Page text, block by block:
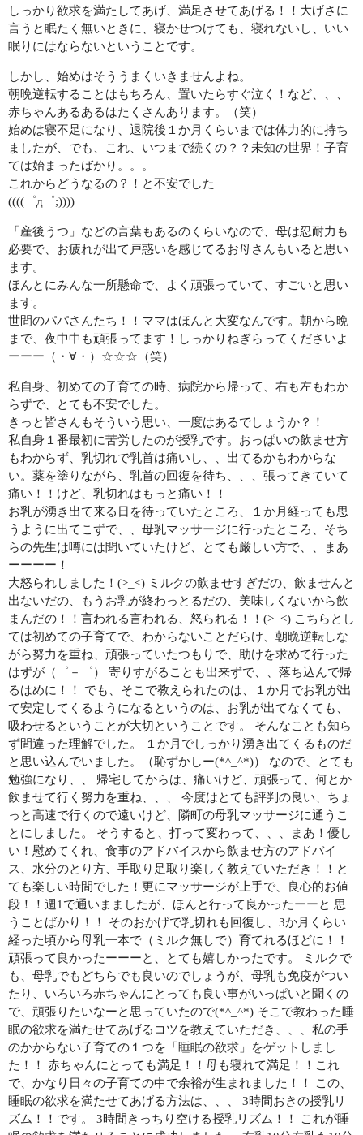
お問い合わせ
CONTACT
しっかり欲求を満たしてあげ、満足させてあげる！！大げさに
言うと眠たく無いときに、寝かせつけても、寝れないし、いい
眠りにはならないということです。
しかし、始めはそううまくいきませんよね。
朝晩逆転することはもちろん、置いたらすぐ泣く！など、、、
赤ちゃんあるあるはたくさんあります。（笑）
始めは寝不足になり、退院後１か月くらいまでは体力的に持ち
ましたが、でも、これ、いつまで続くの？？未知の世界！子育
ては始まったばかり。。。
これからどうなるの？！と不安でした
((((゜д゜;))))
「産後うつ」などの言葉もあるのくらいなので、母は忍耐力も
必要で、お疲れが出て戸惑いを感じてるお母さんもいると思い
ます。
ほんとにみんな一所懸命で、よく頑張っていて、すごいと思い
ます。
世間のパパさんたち！！ママはほんと大変なんです。朝から晩
まで、夜中中も頑張ってます！しっかりねぎらってくださいよ
ーーー（・∀・）☆☆☆（笑）
私自身、初めての子育ての時、病院から帰って、右も左もわか
らずで、とても不安でした。
きっと皆さんもそういう思い、一度はあるでしょうか？！
私自身１番最初に苦労したのが授乳です。おっぱいの飲ませ方
もわからず、乳切れで乳首は痛いし、、出てるかもわからな
い。薬を塗りながら、乳首の回復を待ち、、、張ってきていて
痛い！！けど、乳切れはもっと痛い！！
お乳が湧き出て来る日を待っていたところ、１か月経っても思
うように出てこずで、、母乳マッサージに行ったところ、そち
らの先生は噂には聞いていたけど、とても厳しい方で、、まあ
ーーーー！
大怒られしました！(>_<) ミルクの飲ませすぎだの、飲ませんと
出ないだの、もうお乳が終わっとるだの、美味しくないから飲
まんだの！！言われる言われる、怒られる！！(>_<) こちらとし
ては初めての子育てで、わからないことだらけ、朝晩逆転しな
がら努力を重ね、頑張っていたつもりで、助けを求めて行った
はずが（゜－゜） 寄りすがることも出来ずで、、落ち込んで帰
るはめに！！ でも、そこで教えられたのは、１か月でお乳が出
て安定してくるようになるというのは、お乳が出てなくても、
吸わせるということが大切ということです。 そんなことも知ら
ず間違った理解でした。 １か月でしっかり湧き出てくるものだ
と思い込んでいました。（恥ずかしー(*^_^*)） なので、とても
勉強になり、、 帰宅してからは、痛いけど、頑張って、何とか
飲ませて行く努力を重ね、、、 今度はとても評判の良い、ちょ
っと高速で行くので遠いけど、隣町の母乳マッサージに通うこ
とにしました。 そうすると、打って変わって、、、まあ！優し
い！慰めてくれ、食事のアドバイスから飲ませ方のアドバイ
ス、水分のとり方、手取り足取り楽しく教えていただき！！と
ても楽しい時間でした！更にマッサージが上手で、良心的お値
段！！週1で通いまましたが、ほんと行って良かったーーと 思
うことばかり！！ そのおかげで乳切れも回復し、3か月くらい
経った頃から母乳一本で（ミルク無しで）育てれるほどに！！
頑張って良かったーーーと、とても嬉しかったです。 ミルクで
も、母乳でもどちらでも良いのでしょうが、母乳も免疫がつい
たり、いろいろ赤ちゃんにとっても良い事がいっぱいと聞くの
で、頑張りたいなーと思っていたので(*^_^*) そこで教わった睡
眠の欲求を満たせてあげるコツを教えていただき、、、私の手
のかからない子育ての１つを「睡眠の欲求」をゲットしまし
た！！ 赤ちゃんにとっても満足！！母も寝れて満足！！これ
で、かなり日々の子育ての中で余裕が生まれました！！ この、
睡眠の欲求を満たせてあげる方法は、、、 3時間おきの授乳リ
ズム！！です。 3時間きっちり空ける授乳リズム！！ これが睡